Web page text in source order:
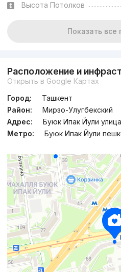
Высота Потолков
Показать
Расположение и
Открыть в Google Картах
Город:
Ташкент
Район:
Мирзо-Улугбекский
Адрес:
Буюк Ипак Йули
Метро:
Буюк Ипак Йули